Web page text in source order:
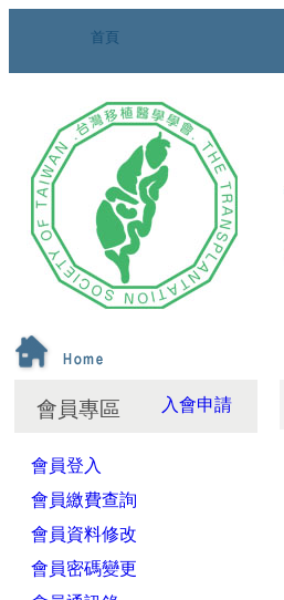
首頁
會員專區 入會申請
會員登入
會員繳費查詢
會員資料修改
會員密碼變更